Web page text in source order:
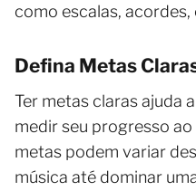
como escalas,
Defina Metas
Ter metas claras ajuda
medir seu progresso
metas podem variar
música até dominar